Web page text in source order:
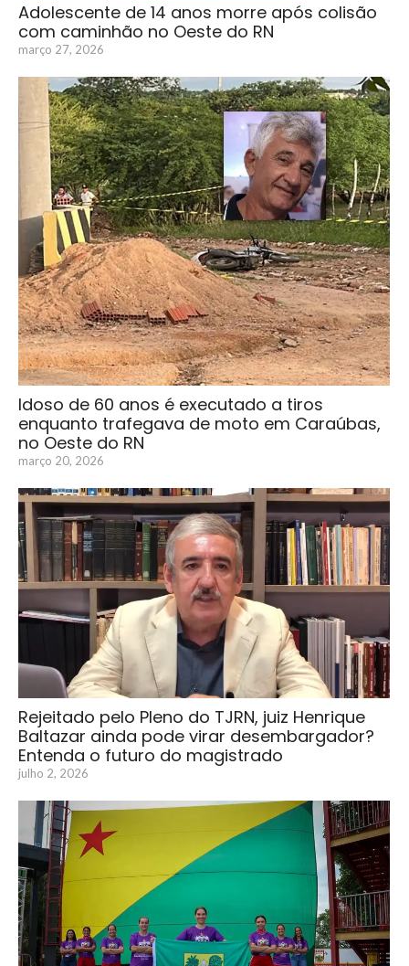
Adolescente de 14 anos morre após colisão
com caminhão no Oeste do RN
março 27, 2026
Idoso de 60 anos é executado a tiros
enquanto trafegava de moto em Caraúbas,
no Oeste do RN
março 20, 2026
Rejeitado pelo Pleno do TJRN, juiz Henrique
Baltazar ainda pode virar desembargador?
Entenda o futuro do magistrado
julho 2, 2026